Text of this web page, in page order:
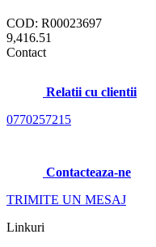
COD: R00023697
9,416.51
Contact
Relatii cu clientii
0770257215
Contacteaza-ne
TRIMITE UN MESAJ
Linkuri